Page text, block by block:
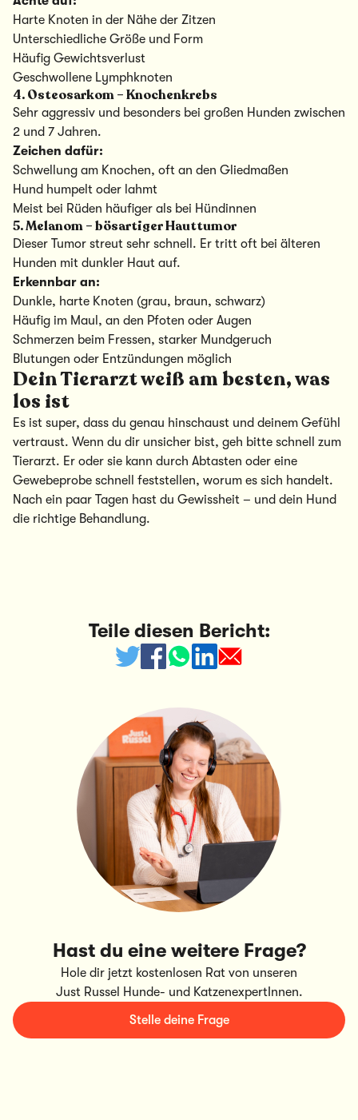
Harte Knoten in der Nähe der Zitzen
Unterschiedliche Größe und Form
Häufig Gewichtsverlust
Geschwollene Lymphknoten
4. Osteosarkom – Knochenkrebs
Sehr aggressiv und besonders bei großen Hunden zwischen
2 und 7 Jahren.
Zeichen dafür:
Schwellung am Knochen, oft an den Gliedmaßen
Hund humpelt oder lahmt
Meist bei Rüden häufiger als bei Hündinnen
5. Melanom – bösartiger Hauttumor
Dieser Tumor streut sehr schnell. Er tritt oft bei älteren
Hunden mit dunkler Haut auf.
Erkennbar an:
Dunkle, harte Knoten (grau, braun, schwarz)
Häufig im Maul, an den Pfoten oder Augen
Schmerzen beim Fressen, starker Mundgeruch
Blutungen oder Entzündungen möglich
Dein Tierarzt weiß am besten, was
los ist
Es ist super, dass du genau hinschaust und deinem Gefühl
vertraust. Wenn du dir unsicher bist, geh bitte schnell zum
Tierarzt. Er oder sie kann durch Abtasten oder eine
Gewebeprobe schnell feststellen, worum es sich handelt.
Nach ein paar Tagen hast du Gewissheit – und dein Hund
die richtige Behandlung.
Teile diesen Bericht:
Hast du eine weitere Frage?
Hole dir jetzt kostenlosen Rat von unseren
Just Russel Hunde- und KatzenexpertInnen.
Stelle deine Frage